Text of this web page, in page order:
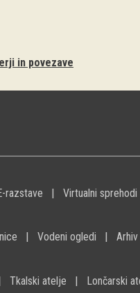
in povezave
razstave Virtualni sprehodi
Vodeni ogledi
Tkalski atelje Lončarski